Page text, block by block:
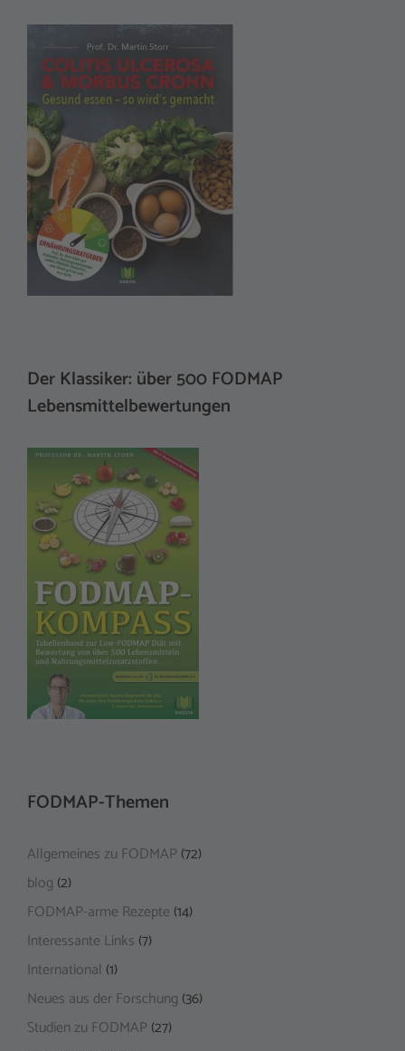
Der Klassiker: über 500 FODMAP
Lebensmittelbewertungen
FODMAP-Themen
Allgemeines zu FODMAP (72)
blog (2)
FODMAP-arme Rezepte (14)
Interessante Links (7)
International (1)
Neues aus der Forschung (36)
Studien zu FODMAP (27)